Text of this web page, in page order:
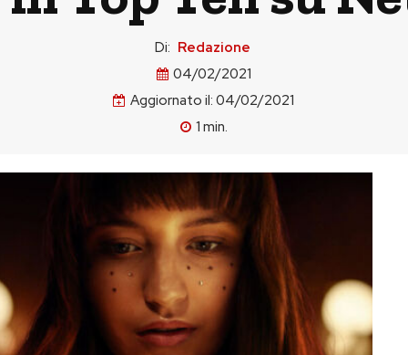
Di: Redazione
04/02/2021
Aggiornato il: 04/02/2021
1 min.